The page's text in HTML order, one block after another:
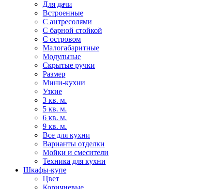
Для дачи
Встроенные
С антресолями
С барной стойкой
С островом
Малогабаритные
Модульные
Скрытые ручки
Размер
Мини-кухни
Узкие
3 кв. м.
5 кв. м.
6 кв. м.
9 кв. м.
Все для кухни
Варианты отделки
Мойки и смесители
Техника для кухни
Шкафы-купе
Цвет
Коричневые